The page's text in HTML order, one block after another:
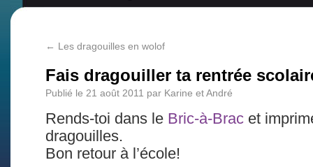
← Les dragouilles en wolof
Fais dragouiller ta rentrée
Publié le 21 août 2011 par Karine et André
Rends-toi dans le Bric-à-Brac et
dragouilles.
Bon retour à l’école!